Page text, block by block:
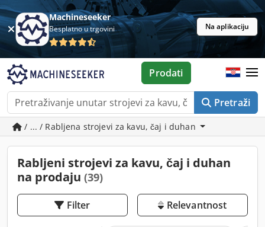
Machineseeker
Besplatno u trgovini Na aplikaciju
Pretraži
Prodati
/ ... / Rabljena strojevi za kavu, čaj i duhan
Rabljeni strojevi za kavu, čaj i duhan
na prodaju (39)
Filter Relevantnost